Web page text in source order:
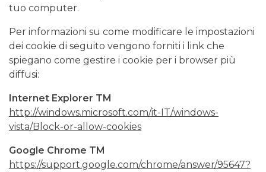
tuo computer.
Per informazioni su come modificare le impostazioni
dei cookie di seguito vengono forniti i link che
spiegano come gestire i cookie per i browser più
diffusi:
Internet Explorer TM
http://windows.microsoft.com/it-IT/windows-
vista/Block-or-allow-cookies
Google Chrome TM
https://support.google.com/chrome/answer/95647?